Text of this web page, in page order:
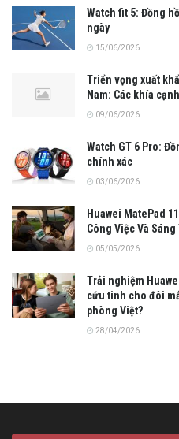
Watch fit 5: Đồng
ngày
15/06/2026
Triển vọng xuất
Nam: Các khía
09/06/2026
Watch GT 6 Pro:
chính xác
03/06/2026
Huawei MatePad
Công Việc Và Sáng
05/05/2026
Trải nghiệm
cứu tinh cho đôi
phòng Việt?
28/04/2026